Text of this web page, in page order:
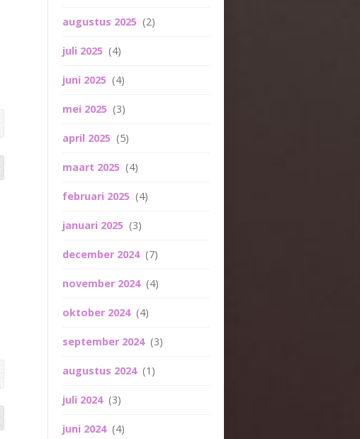
augustus 2025 (2)
juli 2025 (4)
juni 2025 (4)
mei 2025 (3)
april 2025 (5)
maart 2025 (4)
februari 2025 (4)
januari 2025 (3)
december 2024 (7)
november 2024 (4)
oktober 2024 (4)
september 2024 (3)
augustus 2024 (1)
juli 2024 (3)
juni 2024 (4)